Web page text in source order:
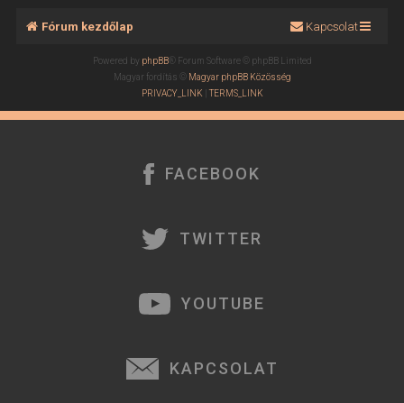
Fórum kezdőlap Kapcsolat
Powered by phpBB® Forum Software © phpBB Limited
Magyar fordítás ©
Magyar phpBB Közösség
PRIVACY_LINK| TERMS_LINK
FACEBOOK
TWITTER
YOUTUBE
KAPCSOLAT